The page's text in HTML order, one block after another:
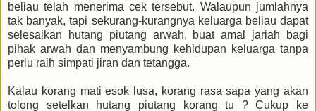
beliau telah menerima cek tersebut. Walaupun jumlahnya
tak banyak, tapi sekurang-kurangnya keluarga beliau dapat
selesaikan hutang piutang arwah, buat amal jariah bagi
pihak arwah dan menyambung kehidupan keluarga tanpa
perlu raih simpati jiran dan tetangga.
Kalau korang mati esok lusa, korang rasa sapa yang akan
tolong setelkan hutang piutang korang tu ? Cukup ke